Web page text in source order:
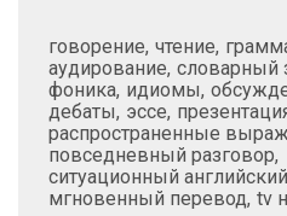
говорение чтение
аудирование словарный
фоника идиомы
дебаты эссе
распространенные
повседневный разговор
ситуационный английский
мгновенный перевод tv